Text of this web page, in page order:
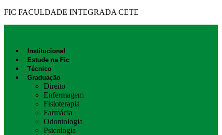
FIC FACULDADE INTEGRADA CETE
Institucional
Estude na Fic
Técnico
Graduação
Direito
Enfermagem
Fisioterapia
Farmácia
Odontologia
Psicologia